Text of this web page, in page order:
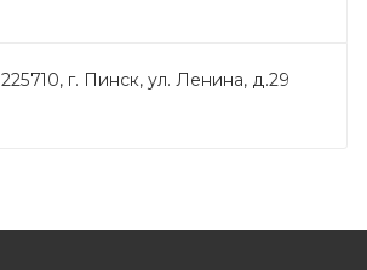
г. Пинск, ул. Ленина, д.29